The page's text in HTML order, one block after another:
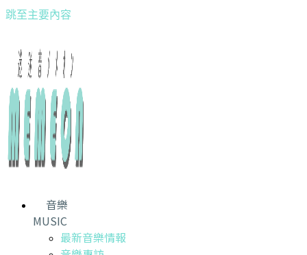
跳至主要內容
音樂
MUSIC
最新音樂情報